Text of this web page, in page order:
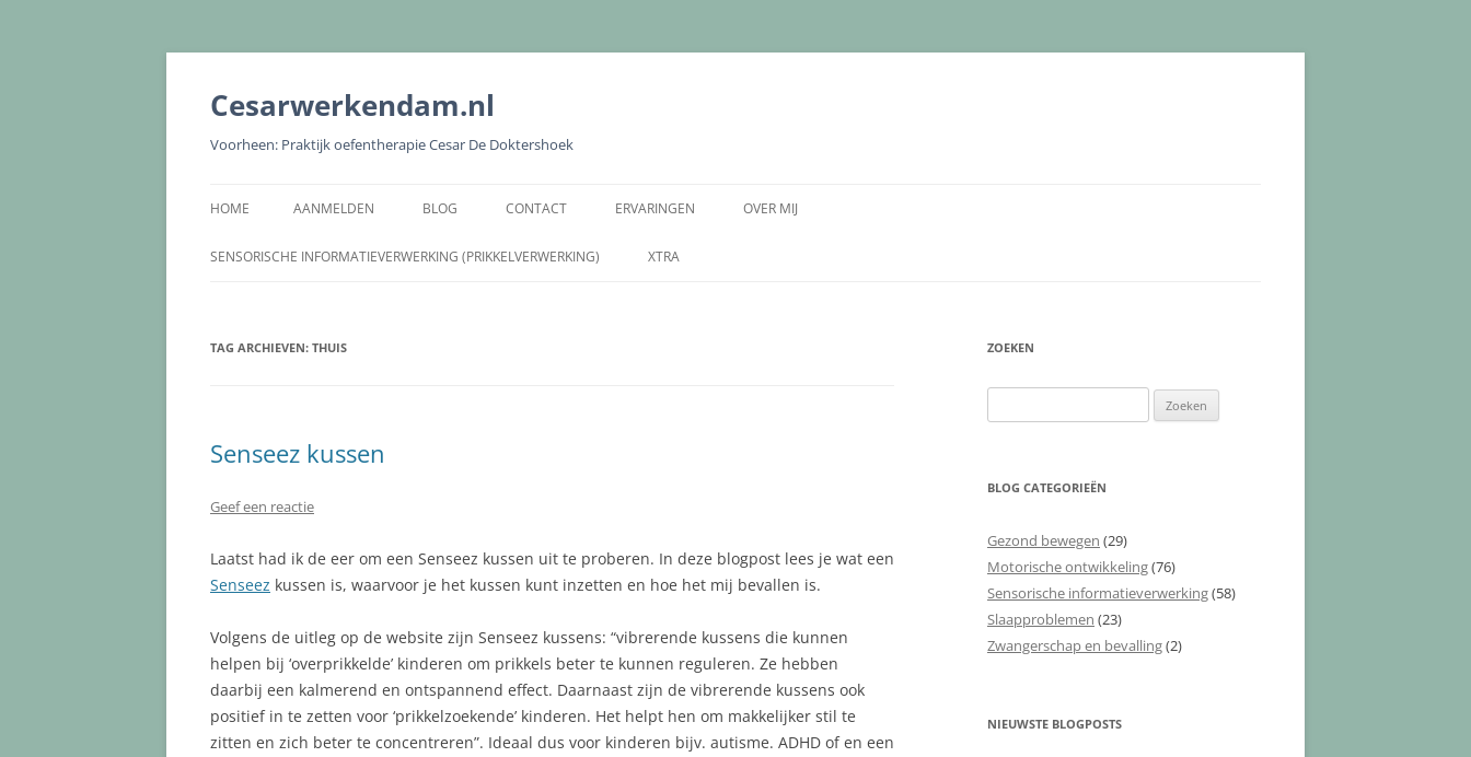
Cesarwerkendam.nl
Voorheen: Praktijk oefentherapie Cesar De Doktershoek
naar
HOME AANMELDEN BLOG CONTACT ERVARINGEN OVER MIJ
SENSORISCHE INFORMATIEVERWERKING (PRIKKELVERWERKING) XTRA
TAG ARCHIEVEN: THUIS
Senseez kussen
Geef een reactie
Laatst had ik de eer om een Senseez kussen uit te proberen. In deze blogpost lees je wat een
Senseez kussen is, waarvoor je het kussen kunt inzetten en hoe het mij bevallen is.
Volgens de uitleg op de website zijn Senseez kussens: “vibrerende kussens die kunnen
helpen bij ‘overprikkelde’ kinderen om prikkels beter te kunnen reguleren. Ze hebben
daarbij een kalmerend en ontspannend effect. Daarnaast zijn de vibrerende kussens ook
positief in te zetten voor ‘prikkelzoekende’ kinderen. Het helpt hen om makkelijker stil te
zitten en zich beter te concentreren”. Ideaal dus voor kinderen bijv. autisme. ADHD of en een
ZOEKEN
naar:
BLOG CATEGORIEËN
Gezond bewegen (29)
Motorische ontwikkeling(76)
Sensorische informatieverwerking(58)
Slaapproblemen (23)
Zwangerschap en bevalling(2)
NIEUWSTE BLOGPOSTS